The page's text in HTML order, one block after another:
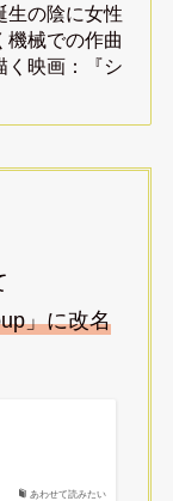
生の陰に女性
機械での作曲
く映画：『シ
」に改名
あわせて読みたい